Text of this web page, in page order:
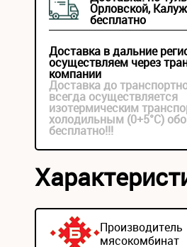
Орловской,
бесплатно
Доставка в дальние
осуществляем через
компании
Доставка до
всегда осуществляется
изотермическим
холодильным (0+5°С)
бесплатно!!!
мясокомбинат